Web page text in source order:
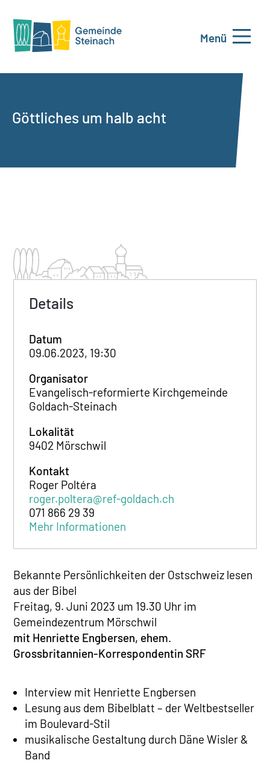
Menü
Göttliches um halb acht
Details
Datum
09.06.2023, 19:30
Organisator
Evangelisch-reformierte Kirchgemeinde
Goldach-Steinach
Lokalität
9402 Mörschwil
Kontakt
Roger Poltéra
roger.poltera@ref-goldach.ch
071 866 29 39
Mehr Informationen
Bekannte Persönlichkeiten der Ostschweiz lesen
aus der Bibel
Freitag, 9. Juni 2023 um 19.30 Uhr im
Gemeindezentrum Mörschwil
mit Henriette Engbersen, ehem.
Grossbritannien-Korrespondentin SRF
Interview mit Henriette Engbersen
Lesung aus dem Bibelblatt – der Weltbestseller
im Boulevard-Stil
musikalische Gestaltung durch Däne Wisler &
Band